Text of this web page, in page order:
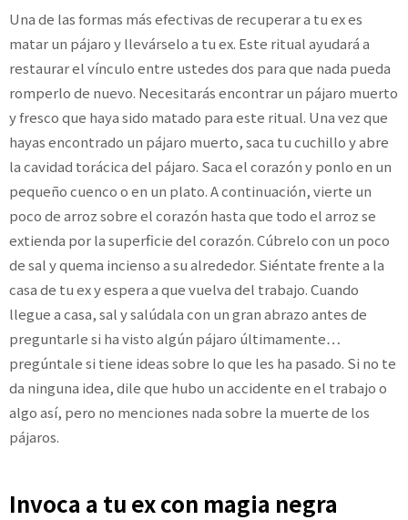
Una de las formas más efectivas de recuperar a tu ex es
matar un pájaro y llevárselo a tu ex. Este ritual ayudará a
restaurar el vínculo entre ustedes dos para que nada pueda
romperlo de nuevo. Necesitarás encontrar un pájaro muerto
y fresco que haya sido matado para este ritual. Una vez que
hayas encontrado un pájaro muerto, saca tu cuchillo y abre
la cavidad torácica del pájaro. Saca el corazón y ponlo en un
pequeño cuenco o en un plato. A continuación, vierte un
poco de arroz sobre el corazón hasta que todo el arroz se
extienda por la superficie del corazón. Cúbrelo con un poco
de sal y quema incienso a su alrededor. Siéntate frente a la
casa de tu ex y espera a que vuelva del trabajo. Cuando
llegue a casa, sal y salúdala con un gran abrazo antes de
preguntarle si ha visto algún pájaro últimamente…
pregúntale si tiene ideas sobre lo que les ha pasado. Si no te
da ninguna idea, dile que hubo un accidente en el trabajo o
algo así, pero no menciones nada sobre la muerte de los
pájaros.
Invoca a tu ex con magia negra